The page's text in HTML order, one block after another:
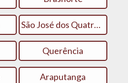
São José dos Quatro Marcos
Querência
Araputanga